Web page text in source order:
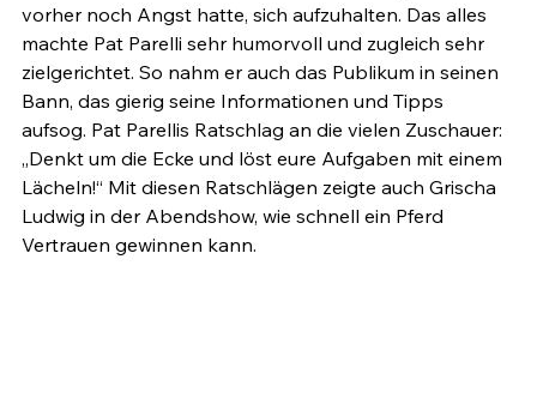
vorher noch Angst hatte, sich aufzuhalten. Das alles
machte Pat Parelli sehr humorvoll und zugleich sehr
zielgerichtet. So nahm er auch das Publikum in seinen
Bann, das gierig seine Informationen und Tipps
aufsog. Pat Parellis Ratschlag an die vielen Zuschauer:
„Denkt um die Ecke und löst eure Aufgaben mit einem
Lächeln!“ Mit diesen Ratschlägen zeigte auch Grischa
Ludwig in der Abendshow, wie schnell ein Pferd
Vertrauen gewinnen kann.